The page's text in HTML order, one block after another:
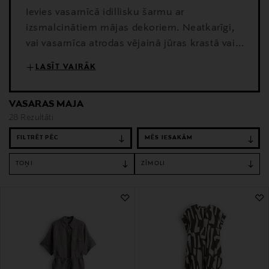
Ievies vasarnīcā idillisku šarmu ar
izsmalcinātiem mājas dekoriem. Neatkarīgi,
vai vasarnīca atrodas vējainā jūras krastā vai
klusa ezera malā, pareizie dekori nogādās
vējainiem tekstilizstrādājumiem līdz mīkstiem
pufiem – Stockmann dekori atspoguļo
vasaras sezonu, piešķirot tavai mājai
apburošu gaisotni.
LASĪT VAIRĀK
VASARAS MAJA
28 Rezultāti
FILTRĒT PĒC
TOŅI ZĪMOLI